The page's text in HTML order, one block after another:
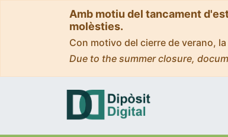
Amb motiu del tancament
molèsties.
Con motivo del cierre de verano,
Due to the summer closure,